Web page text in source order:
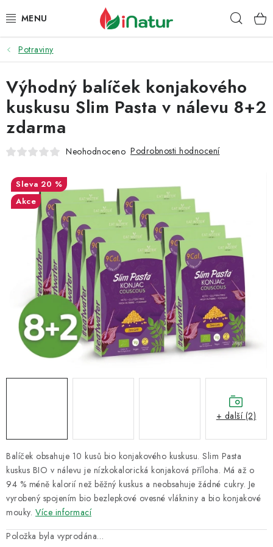
na
POTRAVINY
OŘECHY A SUŠENÉ PLODY
SNACKY
NÁPOJE
EKO DROGERIE A KOSMETIKA
VITAMÍNY
DOPRAVA A PLATBA
VELKOOBCHOD
KONTAKTY
ZNAČKY
Potraviny
Balíček obsahuje 10 kusů bio konjakového kuskusu. Slim Pasta
kuskus BIO v nálevu je nízkokalorická konjaková příloha. Má až o
94 % méně kalorií než běžný kuskus a neobsahuje žádné cukry. Je
vyrobený spojením bio bezlepkové ovesné vlákniny a bio konjakové
mouky. Více informací
Položka byla vyprodána…
Výhodný balíček konjakového
kuskusu Slim Pasta v nálevu 8+2
zdarma
Neohodnoceno Podrobnosti hodnocení
20 %
Akce
+ další (2)